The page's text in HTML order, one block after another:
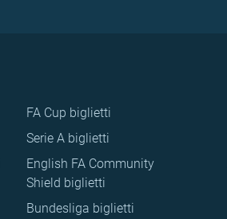
FA Cup biglietti
Serie A biglietti
English FA Community
Shield biglietti
Bundesliga biglietti